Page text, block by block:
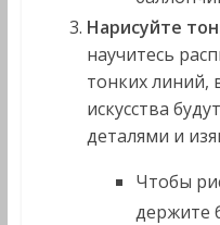
Нарисуйте
научитесь
тонких линий,
искусства
деталями и
Чтобы
держите